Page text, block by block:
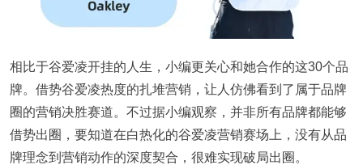
相比于谷爱凌开挂的人生，小编更关心和她合作的这30个品
牌。借势谷爱凌热度的扎堆营销，让人仿佛看到了属于品牌
圈的营销决胜赛道。不过据小编观察，并非所有品牌都能够
借势出圈，要知道在白热化的谷爱凌营销赛场上，没有从品
牌理念到营销动作的深度契合，很难实现破局出圈。